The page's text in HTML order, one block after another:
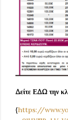
Δείτε ΕΔΩ την
{https://